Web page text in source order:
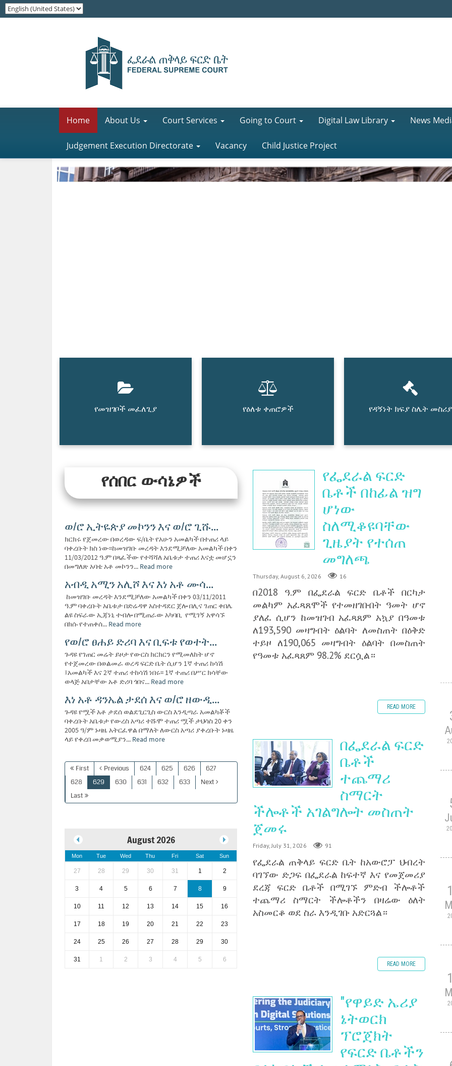
Home About Us Court Services Going to Court Digital Law Library News
Judgement Execution Directorate Vacancy Child Justice Project
የመዝገቦች መፈለጊያ የዕለቱ ቀጠሮዎች የዳኝነት ክፍያ ስሌት መስሪያ
የሰበር ውሳኔዎች
ወ/ሮ ኢትዬጵያ መኮንን እና ወ/ሮ ጊሹ...
ክርክሩ የጀመረው በወረዳው ፍ/ቤት የአሁን አመልካች በተጠሪ ላይ
ባቀረቡት ክስ ነው፡፡ከመዝገቡ መረዳት እንደሚቻለው አመልካች በቀን
11/03/2012 ዓ.ም በጻፈችው የተሻሻለ አቤቱታ ተጠሪ እናቷ መሆኗን
በመግለጽ አባቴ አቶ መኮንን... Read more
አብዲ አሚን አሊሾ እና እነ አቶ ሙሳ...
ከመዝገቡ መረዳት እንደሚቻለው አመልካች በቀን 03/11/2011
ዓ.ም ባቀረቡት አቤቱታ በድሬዳዋ አስተዳደር ጀሎ በሊና ገጠር ቀበሌ
ልዩ ስፍራው ኢጃነኒ ተብሎ በሚጠራው አካባቢ የሚገኝ አዋሳኙ
በክሱ የተጠቀሰ... Read more
የወ/ሮ ፀሐይ ድሪባ እና ቢፍቱ የወተት...
ጉዳዩ የገጠር መሬት ይዞታ የውርስ ክርክርን የሚመለከት ሆኖ
የተጀመረው በወልመራ ወረዳ ፍርድ ቤት ሲሆን 1ኛ ተጠሪ ከሳሽ
፤አመልካች እና 2ኛ ተጠሪ ተከሳሽ ነበሩ፡፡ 1ኛ ተጠሪ በሥር ክሳቸው
ወላጅ አበታቸው አቶ ድሪባ ጎበና... Read more
እነ አቶ ዳንኤል ታደሰ እና ወ/ሮ ዘውዲ...
ጉዳዩ የሟች አቶ ታደሰ ወልደጊርጊስ ውርስ እንዲጣራ አመልካቾች
ባቀረቡት አቤቱታ የውረስ አጣሪ ተሹሞ ተጠሪ ሟች ታህሳስ 20 ቀን
2005 ዓ/ም ኑዛዜ አትርፈዋል በማለት ለውርስ አጣሪ ያቀረቡት ኑዛዜ
ላይ የቀረበ መቃወሚያን... Read more
First Previous 624 625 626
627
628
629 630 631 632 633
Next
Last
August 2026
Mon Tue Wed Thu Fri Sat Sun
27 28 29 30 31 1 2
3 4 5 6 7 8 9
10 11 12 13 14 15 16
17 18 19 20 21 22 23
24 25 26 27 28 29 30
31 1 2 3 4 5 6
የፌደራል ፍርድ
ቤቶች በከፊል ዝግ
ሆነው
ስለሚቆዩባቸው
ጊዜያት የተሰጠ
መግለጫ
Thursday, August 6, 2026 16
በ2018 ዓ.ም በፌደራል ፍርድ ቤቶች በርካታ
መልካም አፈጻጸሞች የተመዘገቡበት ዓመት ሆኖ
ያለፈ ሲሆን ከመዝገብ አፈጻጸም አኳያ በዓመቱ
ለ193,590 መዛግብት ዕልባት ለመስጠት በዕቅድ
ተይዞ ለ190,065 መዛግብት ዕልባት በመስጠት
የዓመቱ አፈጻጸም 98.2% ደርሷል።
READ MORE
በፌደራል ፍርድ
ቤቶች
ተጨማሪ
ስማርት
ችሎቶች አገልግሎት መስጠት
ጀመሩ
Friday, July 31, 2026 91
የፌደራል ጠቅላይ ፍርድ ቤት ከአውሮፓ ህብረት
ባገኘው ድጋፍ በፌደራል ከፍተኛ እና የመጀመሪያ
ደረጃ ፍርድ ቤቶች በሚገኙ ምድብ ችሎቶች
ተጨማሪ ስማርት ችሎቶችን በዛሬው ዕለት
አስመርቆ ወደ ስራ እንዲገቡ አድርጓል።
READ MORE
"የዋይድ ኤሪያ
ኔትወርክ
ፕሮጀክት
የፍርድ ቤቶችን